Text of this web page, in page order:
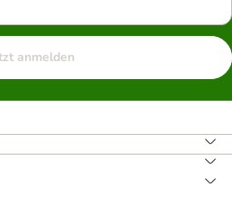
anmelden